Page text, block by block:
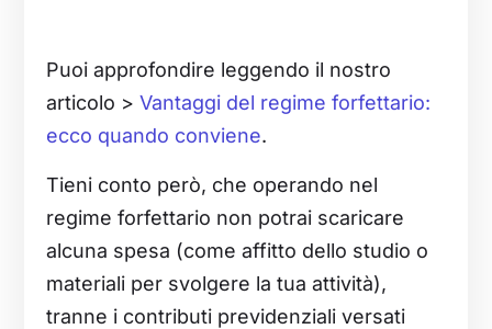
Puoi approfondire leggendo il nostro
articolo >Vantaggi del regime forfettario:
ecco quando conviene.
Tieni conto però, che operando nel
regime forfettario non potrai scaricare
alcuna spesa (come affitto dello studio o
materiali per svolgere la tua attività),
tranne i contributi previdenziali versati